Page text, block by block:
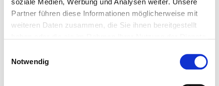
soziale Medien, Werbung und Analysen weiter. Unsere
Partner führen diese Informationen möglicherweise mit
weiteren Daten zusammen, die Sie ihnen bereitgestellt
Notwendig